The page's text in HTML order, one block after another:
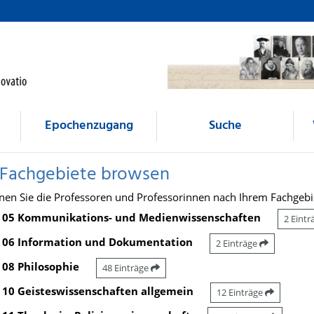
Epochenzugang Suche
browsen
Sie die Professoren und Professorinnen nach Ihrem
05 Kommunikations- und Medienwissenschaften
2
06 Information und Dokumentation 2 Einträge
08 Philosophie 48 Einträge
10 Geisteswissenschaften allgemein 12 Einträge